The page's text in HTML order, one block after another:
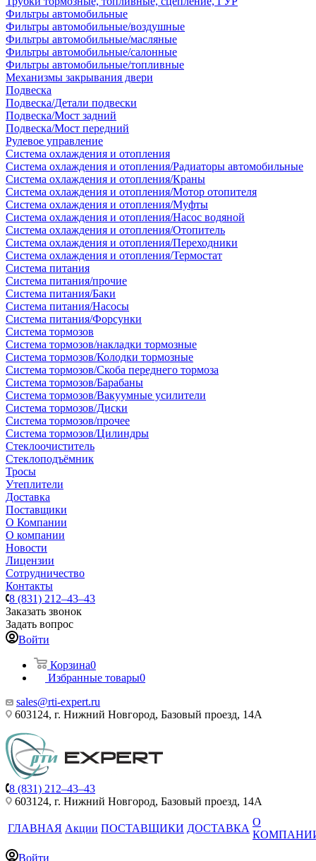
Фильтры автомобильные
Фильтры автомобильные/воздушные
Фильтры автомобильные/масляные
Фильтры автомобильные/салонные
Фильтры автомобильные/топливные
Механизмы закрывания двери
Подвеска
Подвеска/Детали подвески
Подвеска/Мост задний
Подвеска/Мост передний
Рулевое управление
Система охлаждения и отопления
Система охлаждения и отопления/Радиаторы автомобильные
Система охлаждения и отопления/Краны
Система охлаждения и отопления/Мотор отопителя
Система охлаждения и отопления/Муфты
Система охлаждения и отопления/Насос водяной
Система охлаждения и отопления/Отопитель
Система охлаждения и отопления/Переходники
Система охлаждения и отопления/Термостат
Система питания
Система питания/прочие
Система питания/Баки
Система питания/Насосы
Система питания/Форсунки
Система тормозов
Система тормозов/накладки тормозные
Система тормозов/Колодки тормозные
Система тормозов/Скоба переднего тормоза
Система тормозов/Барабаны
Система тормозов/Вакуумные усилители
Система тормозов/Диски
Система тормозов/прочее
Система тормозов/Цилиндры
Стеклоочиститель
Стеклоподъёмник
Тросы
Утеплители
Доставка
Поставщики
О Компании
О компании
Новости
Лицензии
Сотрудничество
Контакты
8 (831) 212–43–43
Заказать звонок
Задать вопрос
Войти
Корзина0
Избранные товары0
sales@rti-expert.ru
603124, г. Нижний Новгород, Базовый проезд, 14А
8 (831) 212–43–43
603124, г. Нижний Новгород, Базовый проезд, 14А
ГЛАВНАЯ Акции ПОСТАВЩИКИ ДОСТАВКА
О
Войти